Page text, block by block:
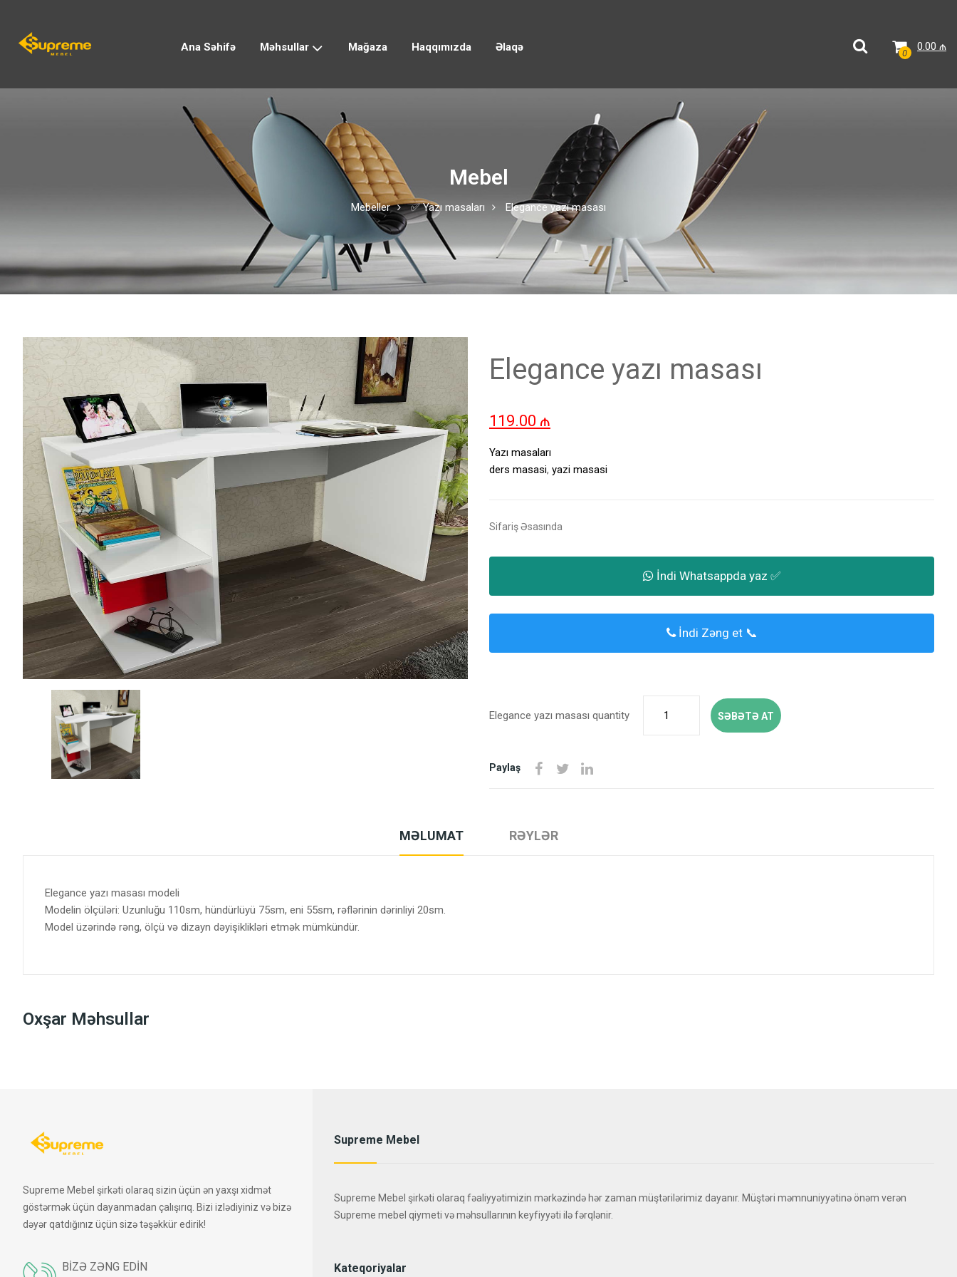
Ana Səhifə Məhsullar Mağaza Haqqımızda Əlaqə 0.00 ₼
0
Mebel
Mebeller ✅ Yazı masaları Elegance yazı masası
Elegance yazı masası
119.00 ₼
Yazı masaları
ders masasi, yazi masasi
Sifariş Əsasında
İndi Whatsappda yaz ✅
İndi Zəng et 📞
Elegance yazı masası quantity SƏBƏTƏ AT
Paylaş
MƏLUMAT RƏYLƏR
Elegance yazı masası modeli
Modelin ölçüləri: Uzunluğu 110sm, hündürlüyü 75sm, eni 55sm, rəflərinin dərinliyi 20sm.
Model üzərində rəng, ölçü və dizayn dəyişiklikləri etmək mümkündür.
Oxşar Məhsullar
Supreme Mebel şirkəti olaraq sizin üçün ən yaxşı xidmət
göstərmək üçün dayanmadan çalışırıq. Bizi izlədiyiniz və bizə
dəyər qatdığınız üçün sizə təşəkkür edirik!
BIZƏ ZƏNG EDIN
Supreme Mebel
Supreme Mebel şirkəti olaraq fəaliyyətimizin mərkəzində hər zaman müştərilərimiz dayanır. Müştəri məmnuniyyətinə önəm verən
Supreme mebel qiymeti və məhsullarının keyfiyyəti ilə fərqlənir.
Kateqoriyalar